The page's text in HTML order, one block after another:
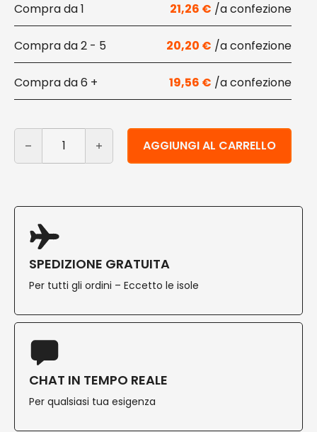
1 21,26 €
2 - 5 20,20 €
6 + 19,56 €
Vassoio in legno per aperitivo e antipasti 120 fori 1 pz
AGGIUNGI AL CARRELLO
Alternative:
SPEDIZIONE GRATUITA
Per tutti gli ordini – Eccetto le isole
CHAT IN TEMPO REALE
Per qualsiasi tua esigenza